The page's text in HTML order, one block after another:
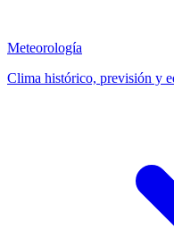
Meteorología
Clima histórico, previsión y